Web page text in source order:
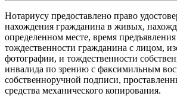
Нотариусу предоставлено право
нахождения гражданина в живых,
определенном месте, время
тождественности гражданина с лицом,
фотографии, и тождественности
инвалида по зрению с факсимильным
собственноручной подписи,
средства механического копирования.